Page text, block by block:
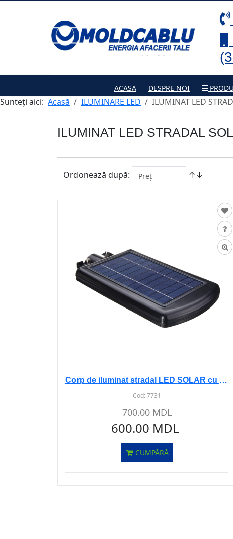
ACASA DESPRE NOI
Sunteți aici: Acasă ILUMINARE LED ILUMINAT LED
ILUMINAT LED STRADAL
Ordonează după: ↑↓
Corp de iluminat stradal LED SOLAR cu senz 30W 6500K AS-529
Cod:7731
700.00 MDL
600.00 MDL
CUMPĂRĂ